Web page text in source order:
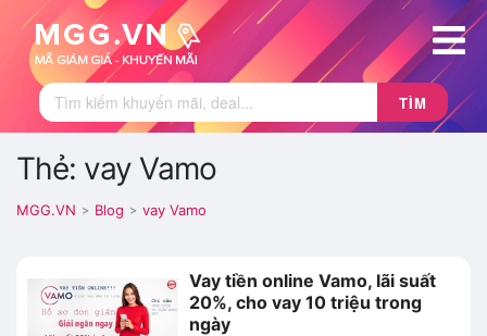
TÌM
Thẻ: vay Vamo
MGG.VN > Blog > vay Vamo
Vay tiền online Vamo, lãi suất
20%, cho vay 10 triệu trong
ngày